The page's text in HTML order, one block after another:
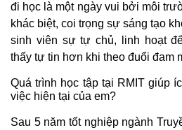
đi học là một ngày vui bởi môi
khác biệt, coi trọng sự sáng tạo
sinh viên sự tự chủ, linh hoạt
thấy tự tin hơn khi theo đuổi đam
Quá trình học tập tại RMIT giúp
việc hiện tại của em?
Sau 5 năm tốt nghiệp ngành